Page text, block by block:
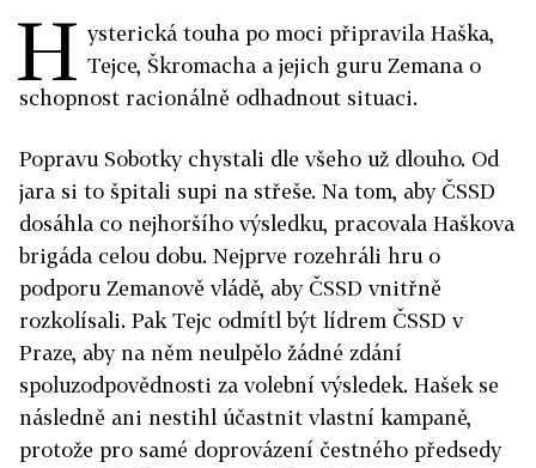
H ysterická touha po moci připravila Haška,
Tejce, Škromacha a jejich guru Zemana o
schopnost racionálně odhadnout situaci.
Popravu Sobotky chystali dle všeho už dlouho. Od
jara si to špitali supi na střeše. Na tom, aby ČSSD
dosáhla co nejhoršího výsledku, pracovala Haškova
brigáda celou dobu. Nejprve rozehráli hru o
podporu Zemanově vládě, aby ČSSD vnitřně
rozkolísali. Pak Tejc odmítl být lídrem ČSSD v
Praze, aby na něm neulpělo žádné zdání
spoluzodpovědnosti za volební výsledek. Hašek se
následně ani nestihl účastnit vlastní kampaně,
protože pro samé doprovázení čestného předsedy